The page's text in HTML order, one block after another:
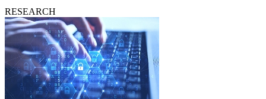
RESEARCH